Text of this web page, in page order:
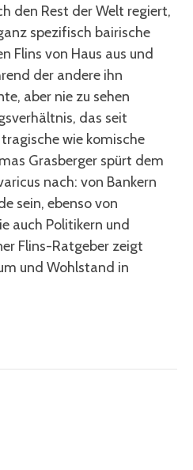
den Rest der Welt regiert,
spezifisch bairische
Flins von Haus aus und
der andere ihn
aber nie zu sehen
das seit
wie komische
Grasberger spürt dem
nach: von Bankern
sein, ebenso von
auch Politikern und
Flins-Ratgeber zeigt
und Wohlstand in